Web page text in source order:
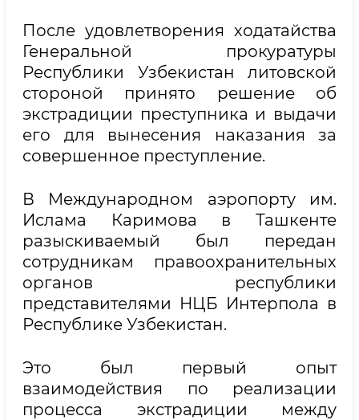
После удовлетворения ходатайства
Генеральной прокуратуры
Республики Узбекистан литовской
стороной принято решение об
экстрадиции преступника и выдачи
его для вынесения наказания за
совершенное преступление.
В Международном аэропорту им.
Ислама Каримова в Ташкенте
разыскиваемый был передан
сотрудникам правоохранительных
органов республики
представителями НЦБ Интерпола в
Республике Узбекистан.
Это был первый опыт
взаимодействия по реализации
процесса экстрадиции между